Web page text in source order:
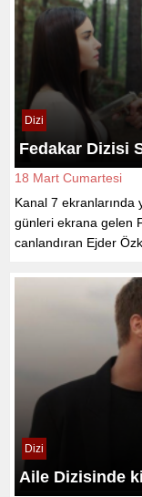
Dizi
Fedakar Dizisi
18 Mart Cumartesi
Kanal 7
günleri ekrana gelen
canlandıran Ejder
Dizi
Aile Dizisinde